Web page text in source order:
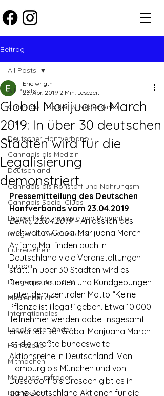
Beitrag
All Posts
Cannabis - Risiken & Nebenwirku
CBD
Deutscher Hanfverband
Cannabis als Medizin
Deutschland
Cannabis als Rohstoff und Nahrungsm
Cannabis Social Clubs
Drogenhilfe, Therapie und Präventio
Drogen außer Cannabis
Führerschein
Europa
Drogenpolitik - DHV
Medienbericht
Internationales
Legalisierte Länder
Hanfszene
Mitmachen!
Meinungsumfragen
Repression
All Posts
Global Marijuana March
2019: In über 30 deutschen
Städten wird für die
Legalisierung
demonstriert
Eric wrigth
23. Apr. 2019 2 Min. Lesezeit
Pressemitteilung des Deutschen
Hanfverbands vom 23.04.2019
Berlin, 23.04.2019 – Anlässlich des
weltweiten Global Marijuana March
Anfang Mai finden auch in
Deutschland viele Veranstaltungen
statt. In über 30 Städten wird es
Demonstrationen und Kundgebungen
unter dem zentralen Motto “Keine
Pflanze ist illegal!” geben. Etwa 10.000
Teilnehmer werden dabei insgesamt
erwartet. Der Global Marijuana March
ist die größte bundesweite
Aktionsreihe in Deutschland. Von
Hamburg bis München und von
Düsseldorf bis Dresden gibt es in
ganz Deutschland Aktionen für die